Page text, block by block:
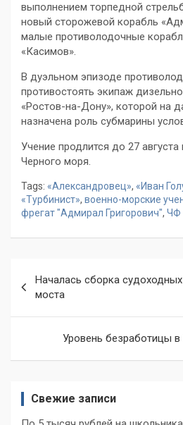
выполнением торпедной
новый сторожевой корабль
малые противолодочные
«Касимов».
В дуэльном эпизоде
противостоять экипаж
«Ростов-на-Дону», которой на
назначена роль субмарины
Учение продлится до 27
Черного моря.
Tags: «Александровец», «Иван
«Турбинист», военно-морские
фрегат "Адмирал Григорович", ЧФ
по
записям
Началась сборка
моста
Уровень безработицы в
Свежие записи